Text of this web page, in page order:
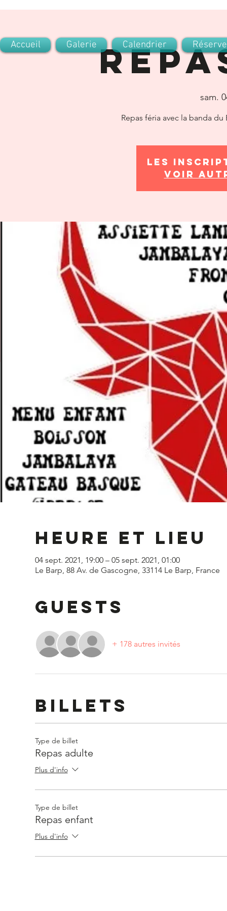
Accueil Galerie Calendrier
sam.
Repas féria avec la banda
Les
Voir
Heure et lieu
04 sept. 2021, 19:00 – 05 sept. 2021, 01:00
Le Barp, 88 Av. de Gascogne, 33114 Le Barp, France
Guests
+ 178 autres invités
Billets
Type de billet
Repas adulte
Plus d'info
Type de billet
Repas enfant
Plus d'info